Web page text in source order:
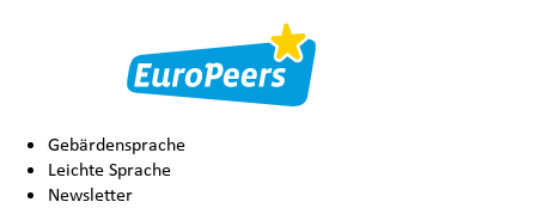
Gebärdensprache
Leichte Sprache
Newsletter